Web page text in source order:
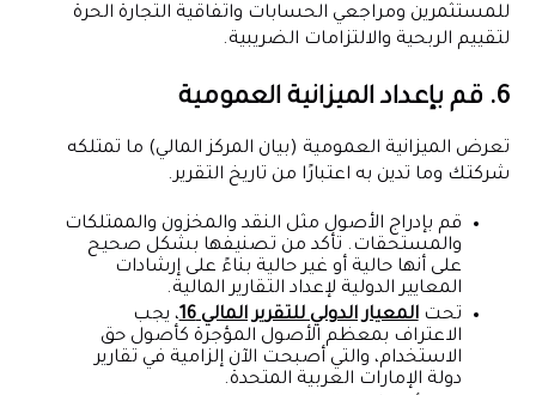
للمستثمرين ومراجعي الحسابات واتفاقية التجارة الحرة
لتقييم الربحية والالتزامات الضريبية.
6. قم بإعداد الميزانية العمومية
تعرض الميزانية العمومية (بيان المركز المالي) ما تمتلكه
شركتك وما تدين به اعتبارًا من تاريخ التقرير.
قم بإدراج الأصول مثل النقد والمخزون والممتلكات
والمستحقات. تأكد من تصنيفها بشكل صحيح
على أنها حالية أو غير حالية بناءً على إرشادات
المعايير الدولية لإعداد التقارير المالية.
تحتالمعيار الدولي للتقرير المالي 16
، يجب
الاعتراف بمعظم الأصول المؤجرة كأصول حق
الاستخدام، والتي أصبحت الآن إلزامية في تقارير
دولة الإمارات العربية المتحدة.